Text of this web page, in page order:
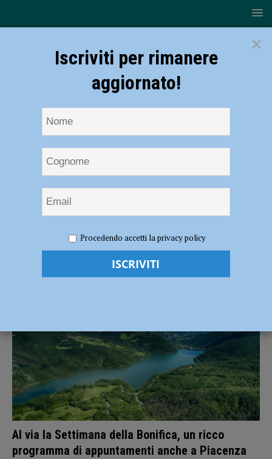
Settimana della Bonifica
Al via la Settimana della Bonifica, un ricco
programma di appuntamenti anche a Piacenza
×
Iscriviti per rimanere
aggiornato!
Procedendo accetti la privacy policy